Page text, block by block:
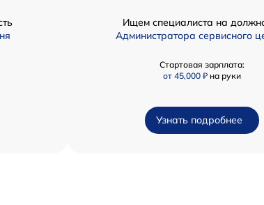
Ищем специалиста на
Администратора сервисного
Стартовая зарплата:
от 45,000 ₽ на руки
Узнать подробнее